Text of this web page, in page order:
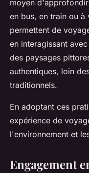
moyen
en bus, en train ou
permettent de
en interagissant
des paysages
authentiques, loin
traditionnels.
En adoptant ces
expérience de
l'environnement et
Engagement